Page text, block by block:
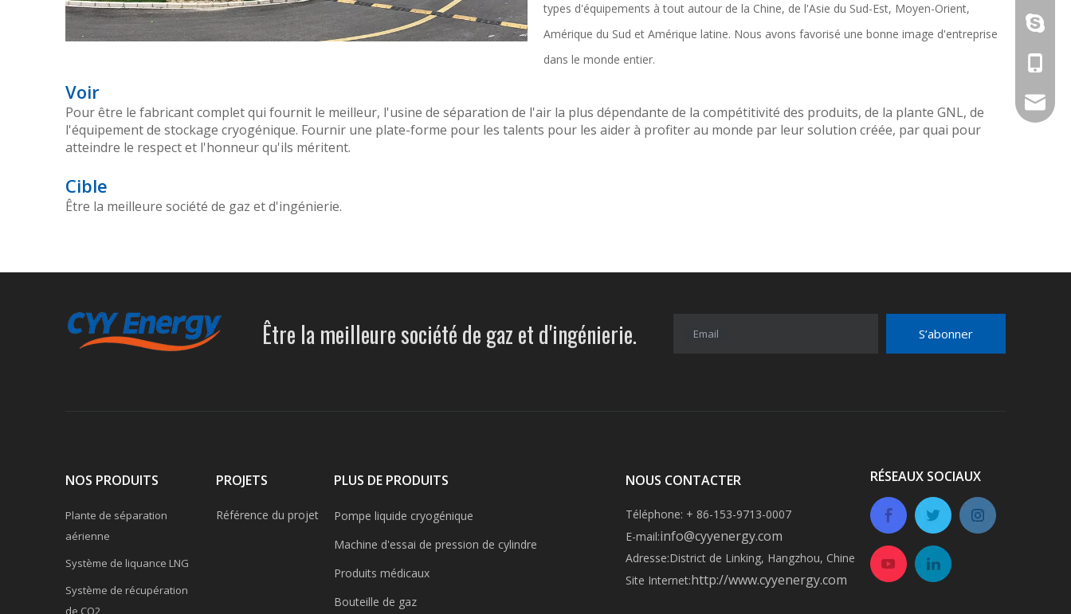
types d'équipements à tout autour de la Chine, de l'Asie du Sud-Est, Moyen-Orient,
Amérique du Sud et Amérique latine. Nous avons favorisé une bonne image d'entreprise
dans le monde entier.
Voir
Pour être le fabricant complet qui fournit le meilleur, l'usine de séparation de l'air la plus dépendante de la compétitivité des produits, de la plante GNL, de
l'équipement de stockage cryogénique. Fournir une plate-forme pour les talents pour les aider à profiter au monde par leur solution créée, par quai pour
atteindre le respect et l'honneur qu'ils méritent.
Cible
Être la meilleure société de gaz et d'ingénierie.
Être la meilleure société de gaz et d'ingénierie. Email S’abonner
NOS PRODUITS
Plante de séparation
aérienne
Système de liquance LNG
Système de récupération
de CO2
PROJETS
Référence du projet
PLUS DE PRODUITS
Pompe liquide cryogénique
Machine d'essai de pression de cylindre
Produits médicaux
Bouteille de gaz
NOUS CONTACTER
Téléphone: + 86-153-9713-0007
E-mail:info@cyyenergy.com
Adresse:District de Linking, Hangzhou, Chine
Site Internet:http://www.cyyenergy.com
RÉSEAUX SOCIAUX